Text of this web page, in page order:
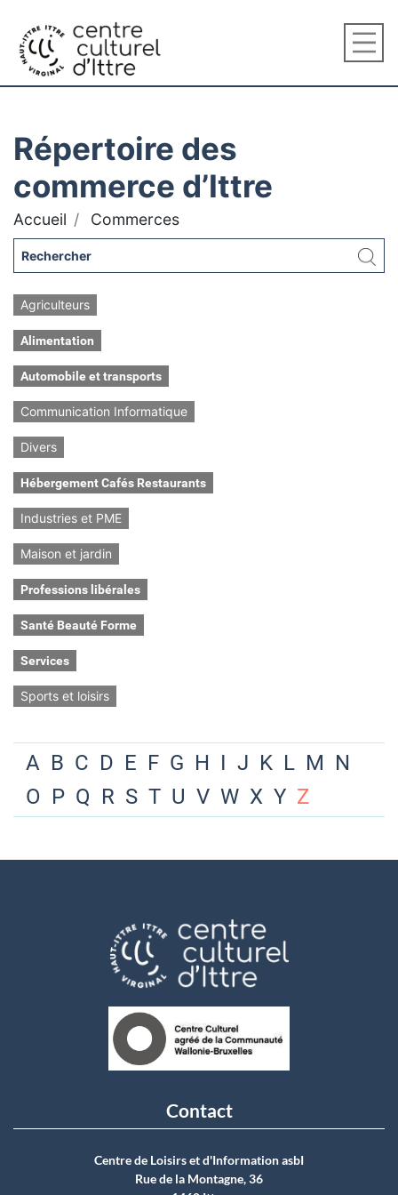
Répertoire des
commerce d’Ittre
Accueil Commerces
Agriculteurs
Alimentation
Automobile et transports
Communication Informatique
Divers
Hébergement Cafés Restaurants
Industries et PME
Maison et jardin
Professions libérales
Santé Beauté Forme
Services
Sports et loisirs
A B C D E F G H I J K L M N
O P Q R S T U V W X Y Z
Contact
Centre de Loisirs et d'Information asbI
Rue de la Montagne, 36